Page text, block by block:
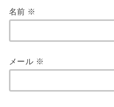
名前 ※
メール ※